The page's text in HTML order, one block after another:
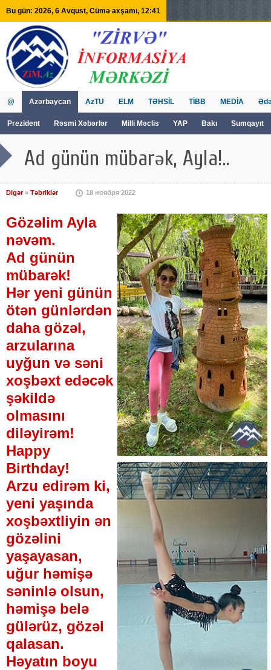
Bu gün: 2026, 6 Avqust, Cümə axşamı, 12:41
@ Azərbaycan
Prezident Rəsmi Xəbərlər Milli Məclis YAP Bakı Sumqayıt
AzTU ELM TƏHSİL TİBB MEDİA
Ad günün mübarək, Ayla!..
Digər» Təbriklər 18 ноября 2022
Gözəlim Ayla
nəvəm.
Ad günün
mübarək!
Hər yeni günün
ötən günlərdən
daha gözəl,
arzularına
uyğun və səni
xoşbəxt edəcək
şəkildə
olmasını
diləyirəm!
Happy
Birthday!
Arzu edirəm ki,
yeni yaşında
xoşbəxtliyin ən
gözəlini
yaşayasan,
uğur həmişə
səninlə olsun,
həmişə belə
gülərüz, gözəl
qalasan.
Həyatın boyu